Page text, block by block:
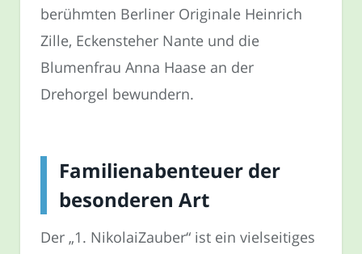
berühmten Berliner Originale Heinrich
Zille, Eckensteher Nante und die
Blumenfrau Anna Haase an der
Drehorgel bewundern.
Familienabenteuer der
besonderen Art
Der „1. NikolaiZauber“ ist ein vielseitiges